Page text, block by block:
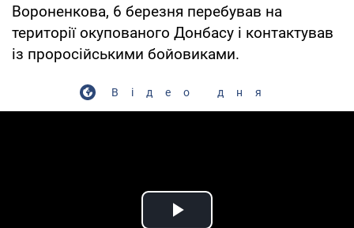
Вороненкова, 6 березня перебував на
території окупованого Донбасу і контактував
із проросійськими бойовиками.
Відео дня